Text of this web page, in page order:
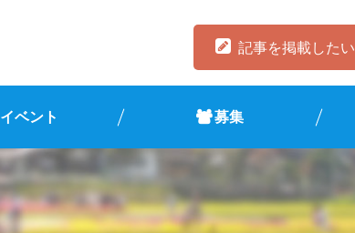
記事を掲載したい
イベント 募集